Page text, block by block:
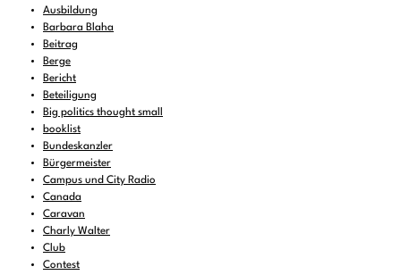
Ausbildung
Barbara Blaha
Beitrag
Berge
Bericht
Beteiligung
Big politics thought small
booklist
Bundeskanzler
Bürgermeister
Campus und City Radio
Canada
Caravan
Charly Walter
Club
Contest